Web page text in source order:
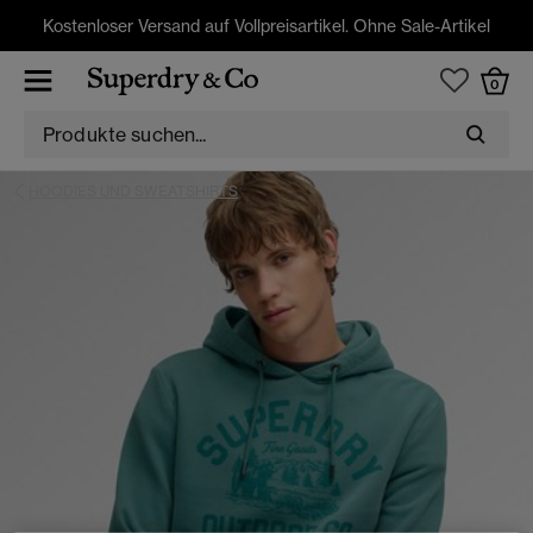
Kostenloser Versand auf Vollpreisartikel. Ohne Sale-Artikel
0
HOODIES UND SWEATSHIRTS